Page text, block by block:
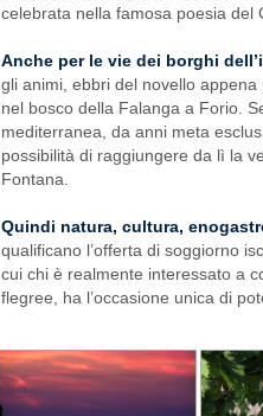
celebrata nella famosa poesia del
Anche per le vie dei borghi
gli animi, ebbri del novello
nel bosco della Falanga a Forio.
mediterranea, da anni meta
possibilità di raggiungere da lì la
Fontana.
Quindi natura, cultura,
qualificano l’offerta di soggiorno
cui chi è realmente interessato a
flegree, ha l’occasione unica di